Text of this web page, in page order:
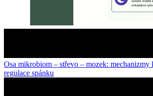
Osa mikrobiom – střevo – mozek: mechanizmy
regulace spánku